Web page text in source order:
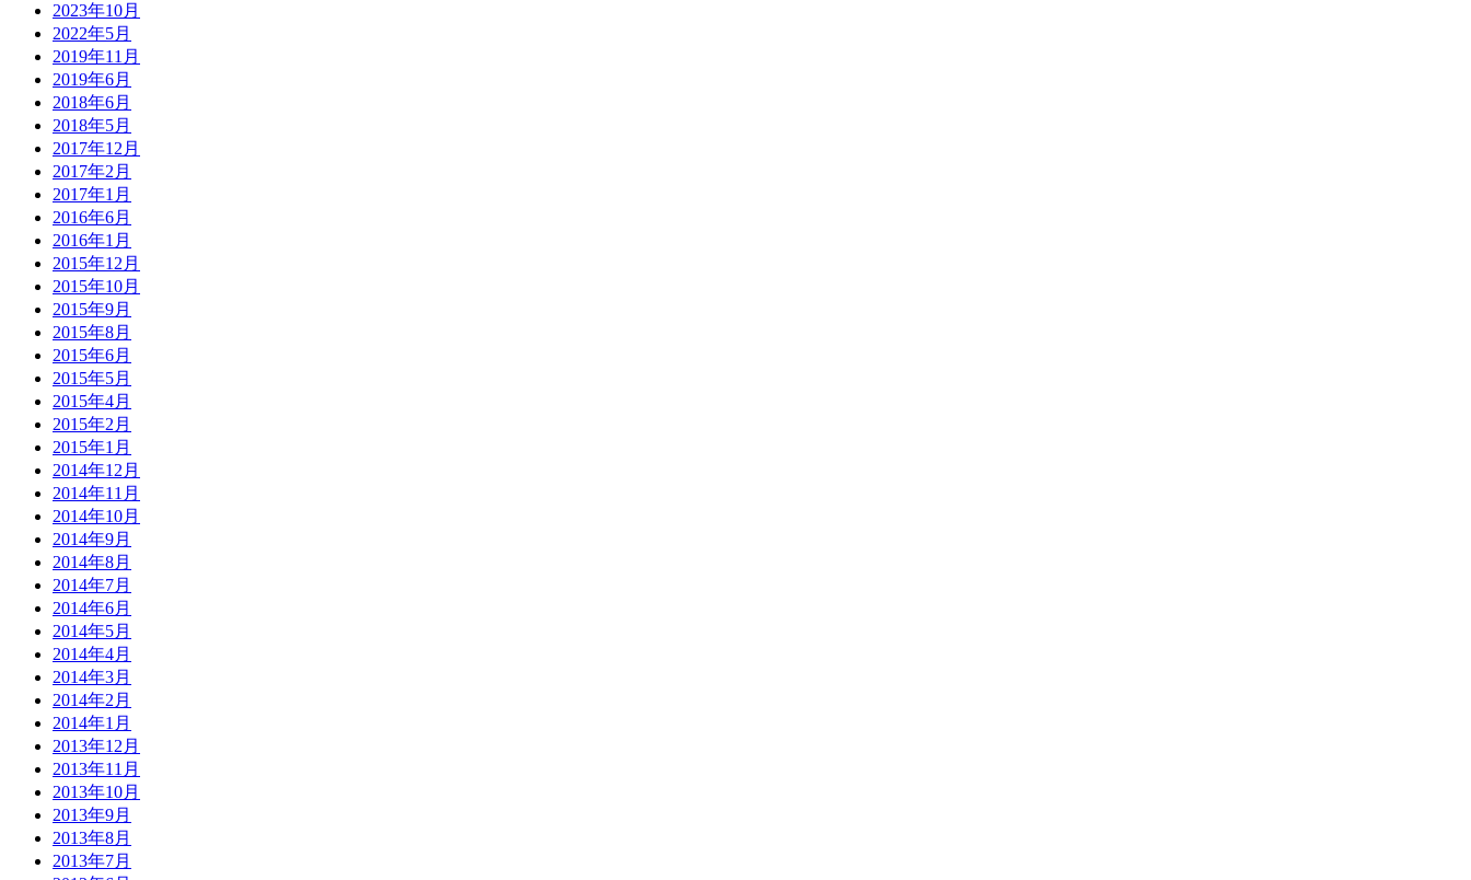
2023年10月
2022年5月
2019年11月
2019年6月
2018年6月
2018年5月
2017年12月
2017年2月
2017年1月
2016年6月
2016年1月
2015年12月
2015年10月
2015年9月
2015年8月
2015年6月
2015年5月
2015年4月
2015年2月
2015年1月
2014年12月
2014年11月
2014年10月
2014年9月
2014年8月
2014年7月
2014年6月
2014年5月
2014年4月
2014年3月
2014年2月
2014年1月
2013年12月
2013年11月
2013年10月
2013年9月
2013年8月
2013年7月